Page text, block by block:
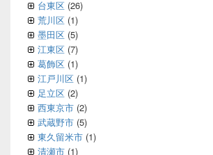
台東区 (26)
荒川区 (1)
墨田区 (5)
江東区 (7)
葛飾区 (1)
江戸川区 (1)
足立区 (2)
西東京市 (2)
武蔵野市 (5)
東久留米市 (1)
清瀬市 (1)